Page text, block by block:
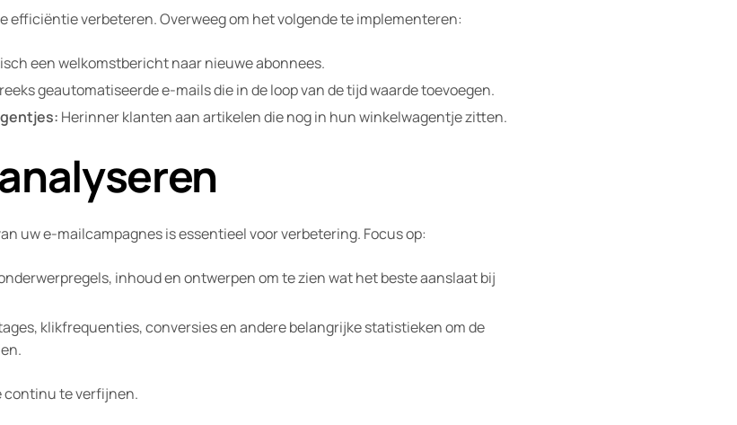
efficiëntie verbeteren. Overweeg om het volgende te implementeren:
een welkomstbericht naar nieuwe abonnees.
geautomatiseerde e-mails die in de loop van de tijd waarde toevoegen.
Herinner klanten aan artikelen die nog in hun winkelwagentje zitten.
uw e-mailcampagnes is essentieel voor verbetering. Focus op:
inhoud en ontwerpen om te zien wat het beste aanslaat bij
klikfrequenties, conversies en andere belangrijke statistieken om de
continu te verfijnen.